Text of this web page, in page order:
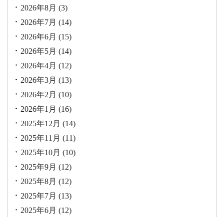
2026年8月 (3)
2026年7月 (14)
2026年6月 (15)
2026年5月 (14)
2026年4月 (12)
2026年3月 (13)
2026年2月 (10)
2026年1月 (16)
2025年12月 (14)
2025年11月 (11)
2025年10月 (10)
2025年9月 (12)
2025年8月 (12)
2025年7月 (13)
2025年6月 (12)